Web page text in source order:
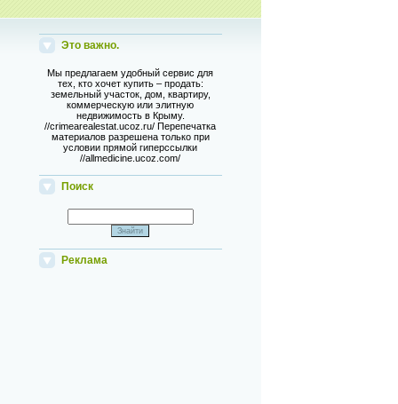
Это важно.
Мы предлагаем удобный сервис для
тех, кто хочет купить – продать:
земельный участок, дом, квартиру,
коммерческую или элитную
недвижимость в Крыму.
//crimearealestat.ucoz.ru/ Перепечатка
материалов разрешена только при
условии прямой гиперссылки
//allmedicine.ucoz.com/
Поиск
Реклама